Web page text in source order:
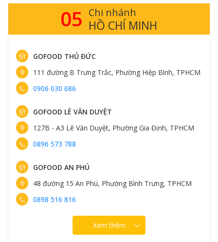
05 Chi nhánh
HỒ CHÍ MINH
GOFOOD THỦ ĐỨC
111 đường B Trưng Trắc, Phường Hiệp Bình, TPHCM
0906 030 686
GOFOOD LÊ VĂN DUYỆT
127B - A3 Lê Văn Duyệt, Phường Gia Định, TPHCM
0896 573 788
GOFOOD AN PHÚ
48 đường 15 An Phú, Phường Bình Trưng, TPHCM
0898 516 816
Xem thêm